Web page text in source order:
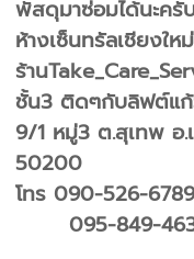
พัสดุมาซ่อมได้นะค
ห้างเซ็นทรัลเชียงใ
ร้าน
ชั้น3 ติดๆกับลิฟต์แ
9/1 หมู่3 ต.สุเทพ อ.
50200
โทร 090-526-
095-849-